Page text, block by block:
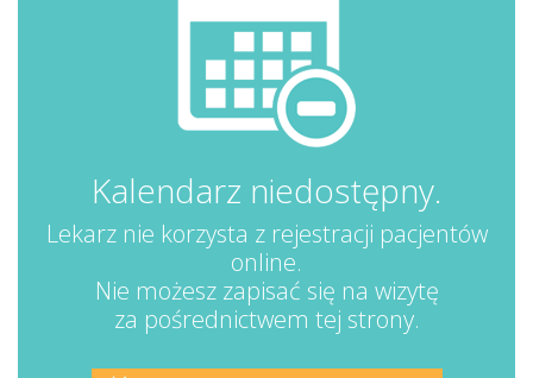
Kalendarz niedostępny.
Lekarz nie korzysta z rejestracji pacjentów
online.
Nie możesz zapisać się na wizytę
za pośrednictwem tej strony.